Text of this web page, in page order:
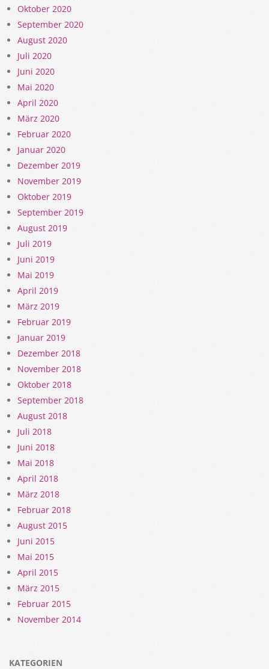
Oktober 2020
September 2020
August 2020
Juli 2020
Juni 2020
Mai 2020
April 2020
März 2020
Februar 2020
Januar 2020
Dezember 2019
November 2019
Oktober 2019
September 2019
August 2019
Juli 2019
Juni 2019
Mai 2019
April 2019
März 2019
Februar 2019
Januar 2019
Dezember 2018
November 2018
Oktober 2018
September 2018
August 2018
Juli 2018
Juni 2018
Mai 2018
April 2018
März 2018
Februar 2018
August 2015
Juni 2015
Mai 2015
April 2015
März 2015
Februar 2015
November 2014
KATEGORIEN